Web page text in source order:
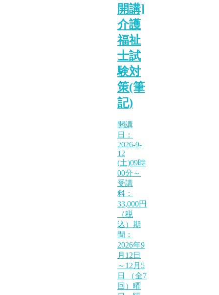
開講]
介護
福祉
士試
験対
策(筆
記)
開講
日：
2026-9-
12
(土)09時
00分～
受講
料：
33,000円
（税
込）期
間：
2026年9
月12日
～12月5
日 （全7
回）曜